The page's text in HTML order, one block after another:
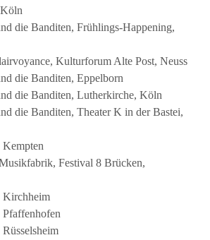
die Banditen, Frühlings-Happening,
Kulturforum Alte Post, Neuss
die Banditen, Eppelborn
die Banditen, Lutherkirche, Köln
die Banditen, Theater K in der Bastei,
Festival 8 Brücken,
Kirchheim